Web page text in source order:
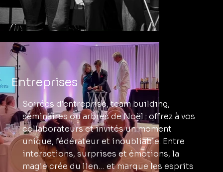
Entreprises
Soirées d’entreprise, team building,
séminaires ou arbres de Noël : offrez à vos
collaborateurs et invités un moment
unique, fédérateur et inoubliable. Entre
interactions, surprises et émotions, la
magie crée du lien… et marque les esprits